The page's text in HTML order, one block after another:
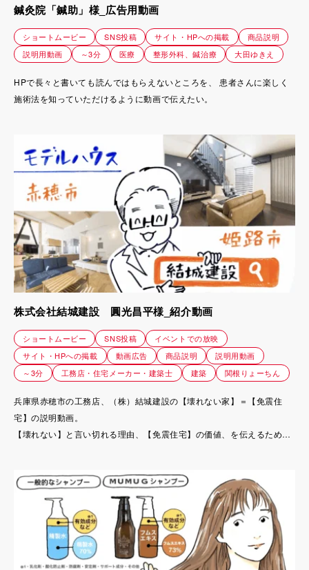
鍼灸院「鍼助」様_広告用動画
ショートムービー SNS投稿 サイト・HPへの掲載
商品説明
説明用動画
～3分 医療 整形外科、鍼治療 大田ゆきえ
HPで長々と書いても読んではもらえないところを、 患者さんに楽しく
施術法を知っていただけるように動画で伝えたい。
株式会社結城建設 圓光昌平様_紹介動画
ショートムービー SNS投稿
イベントでの放映
サイト・HPへの掲載
動画広告 商品説明
説明用動画
～3分
工務店・住宅メーカー・建築士 建築 関根りょーちん
兵庫県赤穂市の工務店、（株）結城建設の【壊れない家】＝【免震住
宅】の説明動画。
【壊れない】と言い切れる理由、【免震住宅】の価値、を伝えるために
をイメージしてもらえる動画です。